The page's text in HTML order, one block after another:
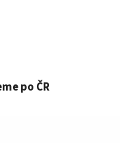
po ČR